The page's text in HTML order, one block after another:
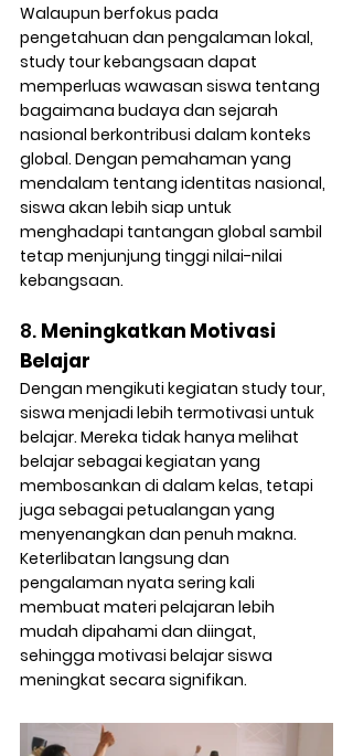
Walaupun berfokus pada
pengetahuan dan pengalaman lokal,
study tour kebangsaan dapat
memperluas wawasan siswa tentang
bagaimana budaya dan sejarah
nasional berkontribusi dalam konteks
global. Dengan pemahaman yang
mendalam tentang identitas nasional,
siswa akan lebih siap untuk
menghadapi tantangan global sambil
tetap menjunjung tinggi nilai-nilai
kebangsaan.
8. Meningkatkan Motivasi
Belajar
Dengan mengikuti kegiatan study tour,
siswa menjadi lebih termotivasi untuk
belajar. Mereka tidak hanya melihat
belajar sebagai kegiatan yang
membosankan di dalam kelas, tetapi
juga sebagai petualangan yang
menyenangkan dan penuh makna.
Keterlibatan langsung dan
pengalaman nyata sering kali
membuat materi pelajaran lebih
mudah dipahami dan diingat,
sehingga motivasi belajar siswa
meningkat secara signifikan.